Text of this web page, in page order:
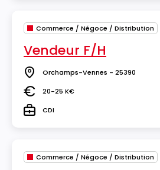
Commerce / Négoce / Distribution
Vendeur F/H
Lieu Orchamps-Vennes - 25390
Salaire20-25 K€
TypeCDI
Commerce / Négoce / Distribution